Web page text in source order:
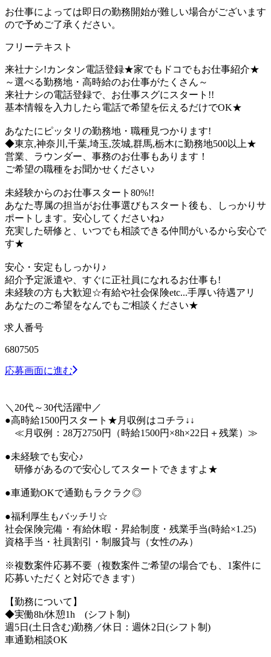
お仕事によっては即日の勤務開始が難しい場合がございます
ので予めご了承ください。
フリーテキスト
来社ナシ!カンタン電話登録★家でもドコでもお仕事紹介★
～選べる勤務地・高時給のお仕事がたくさん～
来社ナシの電話登録で、お仕事スグにスタート!!
基本情報を入力したら電話で希望を伝えるだけでOK★
あなたにピッタリの勤務地・職種見つかります!
◆東京,神奈川,千葉,埼玉,茨城,群馬,栃木に勤務地500以上★
営業、ラウンダー、事務のお仕事もあります！
ご希望の職種をお聞かせください♪
未経験からのお仕事スタート80%!!
あなた専属の担当がお仕事選びもスタート後も、しっかりサ
ポートします。安心してくださいね♪
充実した研修と、いつでも相談できる仲間がいるから安心で
す★
安心・安定もしっかり♪
紹介予定派遣や、すぐに正社員になれるお仕事も!
未経験の方も大歓迎☆有給や社会保険etc...手厚い待遇アリ
あなたのご希望をなんでもご相談ください★
求人番号
6807505
応募画面に進む
＼20代～30代活躍中／
●高時給1500円スタート★月収例はコチラ↓↓
≪月収例：28万2750円（時給1500円×8h×22日＋残業）≫
●未経験でも安心♪
研修があるので安心してスタートできますよ★
●車通勤OKで通勤もラクラク◎
●福利厚生もバッチリ☆
社会保険完備・有給休暇・昇給制度・残業手当(時給×1.25)
資格手当・社員割引・制服貸与（女性のみ）
※複数案件応募不要（複数案件ご希望の場合でも、1案件に
応募いただくと対応できます）
【勤務について】
◆実働8h/休憩1h (シフト制)
週5日(土日含む)勤務／休日：週休2日(シフト制)
車通勤相談OK